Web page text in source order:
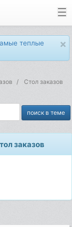
×
теплые
Стол заказов
заказов